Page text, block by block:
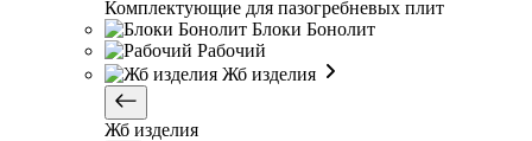
Комплектующие для пазогребневых плит
Блоки Бонолит
Рабочий
Жб изделия
Жб изделия